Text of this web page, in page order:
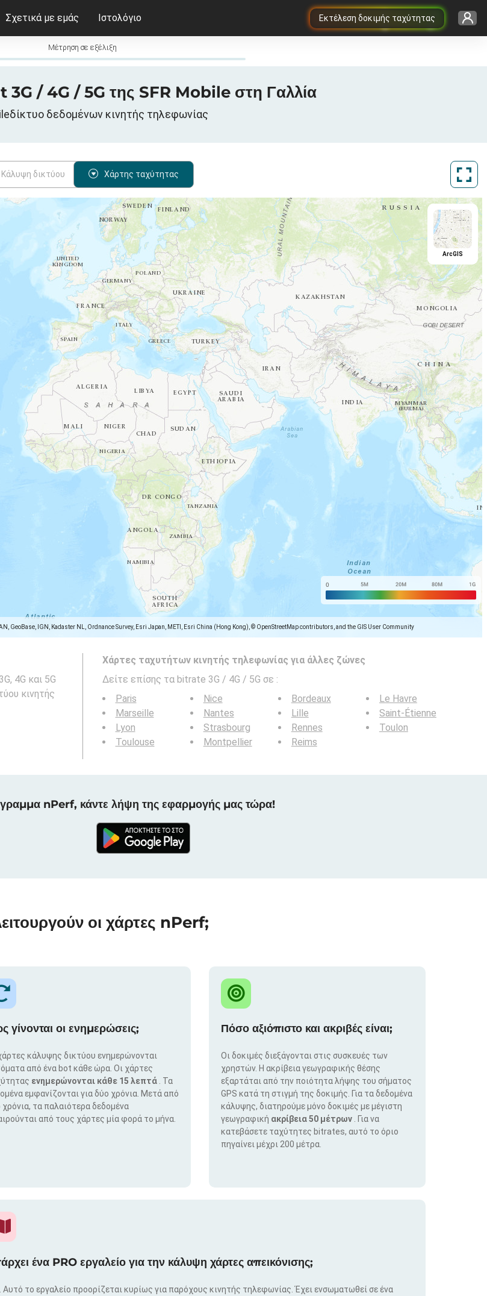
Εκτέλεση δοκιμής ταχύτητας
Σχετικά με εμάς Ιστολόγιο
Μέτρηση σε εξέλιξη
/ 4G / 5G της SFR Mobile στη Γαλλία
δεδομένων κινητής τηλεφωνίας
Κάλυψη δικτύου Χάρτης ταχύτητας
GeoBase, IGN, Kadaster NL, Ordnance Survey, Esri Japan, METI, Esri China (Hong Kong), © OpenStreetMap contributors, and the GIS User Community
ArcGIS
4G και 5G
κινητής
Χάρτες ταχυτήτων κινητής τηλεφωνίας για άλλες ζώνες
Δείτε επίσης τα bitrate 3G / 4G / 5G σε :
Paris
Marseille
Lyon
Toulouse
Nice
Nantes
Strasbourg
Montpellier
Bordeaux
Lille
Rennes
Reims
Le Havre
Saint-Étienne
Toulon
nPerf, κάντε λήψη της εφαρμογής μας τώρα!
οι χάρτες nPerf;
γίνονται οι ενημερώσεις;
κάλυψης δικτύου ενημερώνονται
από ένα bot κάθε ώρα. Οι χάρτες
ενημερώνονται κάθε 15 λεπτά
. Τα
εμφανίζονται για δύο χρόνια. Μετά από
χρόνια, τα παλαιότερα δεδομένα
από τους χάρτες μία φορά το μήνα.
Πόσο αξιόπιστο και ακριβές είναι;
Οι δοκιμές διεξάγονται στις συσκευές των
χρηστών. Η ακρίβεια γεωγραφικής θέσης
εξαρτάται από την ποιότητα λήψης του σήματος
GPS κατά τη στιγμή της δοκιμής. Για τα δεδομένα
κάλυψης, διατηρούμε μόνο δοκιμές με μέγιστη
γεωγραφική ακρίβεια 50 μέτρων
. Για να
κατεβάσετε ταχύτητες bitrates, αυτό το όριο
πηγαίνει μέχρι 200 μέτρα.
ένα PRO εργαλείο για την κάλυψη χάρτες απεικόνισης;
Αυτό το εργαλείο προορίζεται κυρίως για παρόχους κινητής τηλεφωνίας. Έχει ενσωματωθεί σε ένα